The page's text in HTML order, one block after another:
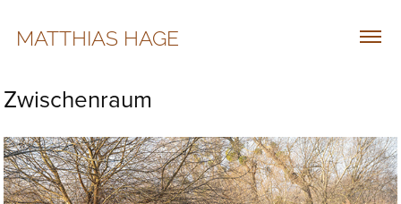
MATTHIAS HAGE
Zwischenraum